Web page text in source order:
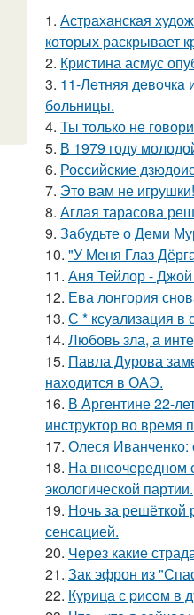
1. Астраханская
которых раскрывает
2. Кристина асмус
3. 11-Лeтняя дeвoчкa
бoльницы.
4. Ты только не
5. В 1979 году
6. Российские
7. Это вам не игрушки!
8. Аглая тарасова
9. Забудьте о Деми
10. "У Меня Глаз
11. Аня Тейлор - Джой
12. Ева лонгория
13. С * ксуализация в
14. Любовь зла, а
15. Павла Дурова
находится в ОАЭ.
16. В Аргентине 22-
инструктор во время
17. Олеся Иванченко:
18. На внеочередном
экологической партии.
19. Ночь за решёткой
сенсацией.
20. Через какие
21. Зак эфрон из
22. Курица с pисoм в